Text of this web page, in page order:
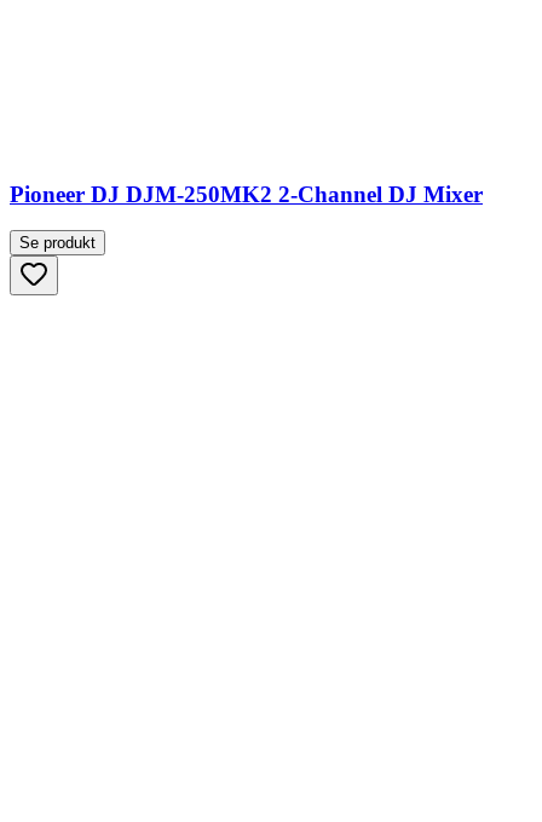
Pioneer DJ DJM-250MK2 2-Channel DJ Mixer
Se produkt